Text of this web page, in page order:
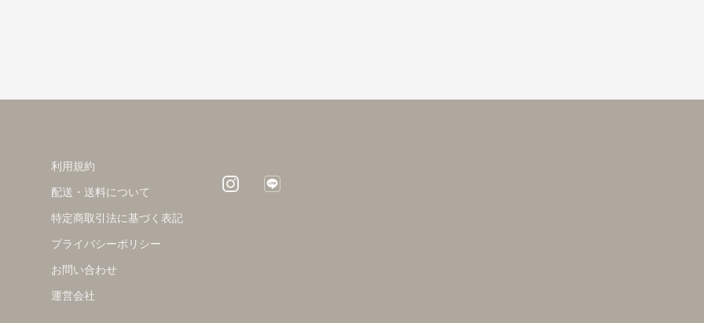
利用規約
配送・送料について
特定商取引法に基づく表記
プライバシーポリシー
お問い合わせ
運営会社